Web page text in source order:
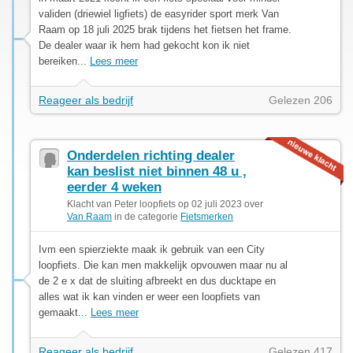
validen (driewiel ligfiets) de easyrider sport merk Van
Raam op 18 juli 2025 brak tijdens het fietsen het frame.
De dealer waar ik hem had gekocht kon ik niet
bereiken... Lees meer
Reageer als bedrijf Gelezen 206
Onderdelen richting dealer
kan beslist niet binnen 48 u ,
eerder 4 weken
Klacht van Peter loopfiets op 02 juli 2023 over
Van Raam in de categorie Fietsmerken
Ivm een spierziekte maak ik gebruik van een City
loopfiets. Die kan men makkelijk opvouwen maar nu al
de 2 e x dat de sluiting afbreekt en dus ducktape en
alles wat ik kan vinden er weer een loopfiets van
gemaakt... Lees meer